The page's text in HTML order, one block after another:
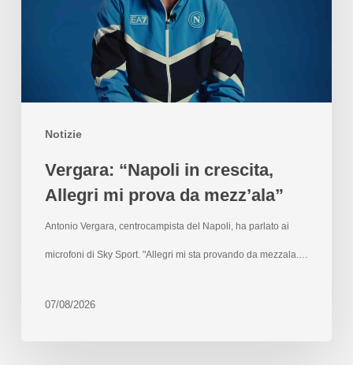
Notizie
Vergara: “Napoli in crescita,
Allegri mi prova da mezz’ala”
Antonio Vergara, centrocampista del Napoli, ha parlato ai
microfoni di Sky Sport. "Allegri mi sta provando da mezzala.…
07/08/2026